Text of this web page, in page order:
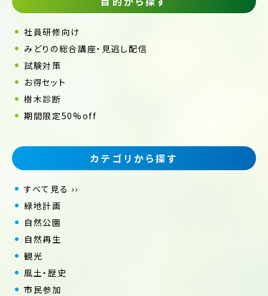
社員研修向け
みどりの総合講座・見逃し配信
試験対策
お得セット
樹木診断
期間限定50%off
カテゴリから探す
すべて見る ››
緑地計画
自然公園
自然再生
観光
風土・歴史
市民参加